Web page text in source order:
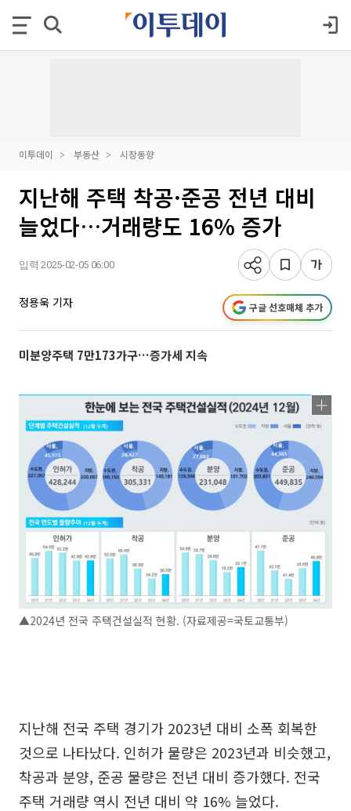
이투데이 부동산 시장동향
지난해 주택 착공·준공 전년 대비
늘었다…거래량도 16% 증가
입력 2025-02-05 06:00
정용욱 기자 구글 선호매체 추가
미분양주택 7만173가구…증가세 지속
▲2024년 전국 주택건설실적 현황. (자료제공=국토교통부)
지난해 전국 주택 경기가 2023년 대비 소폭 회복한
것으로 나타났다. 인허가 물량은 2023년과 비슷했고,
착공과 분양, 준공 물량은 전년 대비 증가했다. 전국
주택 거래량 역시 전년 대비 약 16% 늘었다.